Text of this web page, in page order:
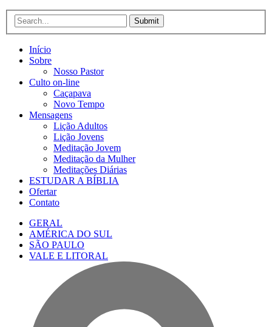
Submit
Início
Sobre
Nosso Pastor
Culto on-line
Caçapava
Novo Tempo
Mensagens
Lição Adultos
Lição Jovens
Meditação Jovem
Meditação da Mulher
Meditações Diárias
ESTUDAR A BÍBLIA
Ofertar
Contato
GERAL
AMÉRICA DO SUL
SÃO PAULO
VALE E LITORAL